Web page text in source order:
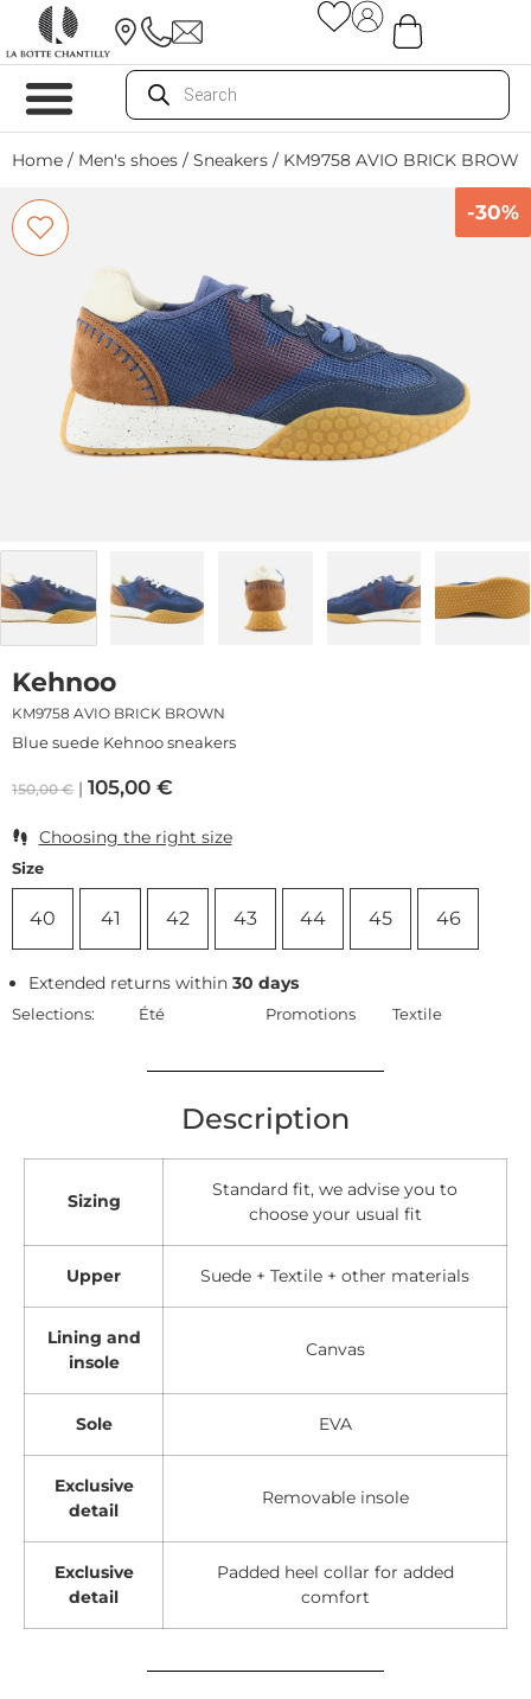
Home / Men's shoes / Sneakers / KM9758 AVIO BRICK BROWN
-30%
Kehnoo
KM9758 AVIO BRICK BROWN
Blue suede Kehnoo sneakers
150,00€ 105,00 €
Choosing the right size
Size
40 41 42 43 44 45 46
Extended returns within30 days
Selections: Été Promotions Textile
Description
Sizing
Standard fit, we advise you to
choose your usual fit
Upper Suede + Textile + other materials
Lining and
insole
Canvas
Sole EVA
Exclusive
detail
Removable insole
Exclusive
detail
Padded heel collar for added
comfort